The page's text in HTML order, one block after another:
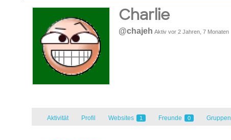
Charlie
@chajeh Aktiv vor 2 Jahren, 7 Monaten
Aktivität Profil Websites 1 Freunde 0 Gruppen